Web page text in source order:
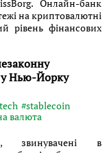
Онлайн-банк
на криптовалютні
рівень фінансових
у Нью-Йорку
#stablecoin
валюта
звинувачені в